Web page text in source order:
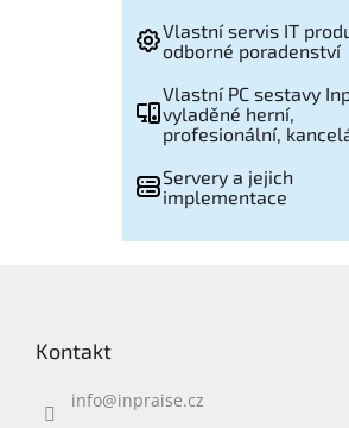
Vlastní servis IT
odborné poradenství
Vlastní PC sestavy
vyladěné herní,
profesionální,
Servery a jejich
implementace
Kontakt
info@inpraise.cz